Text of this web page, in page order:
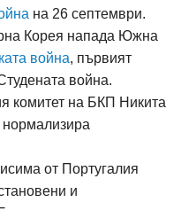
на 26 септември.
Корея напада Южна
война, първият
война.
комитет на БКП Никита
от Португалия
и